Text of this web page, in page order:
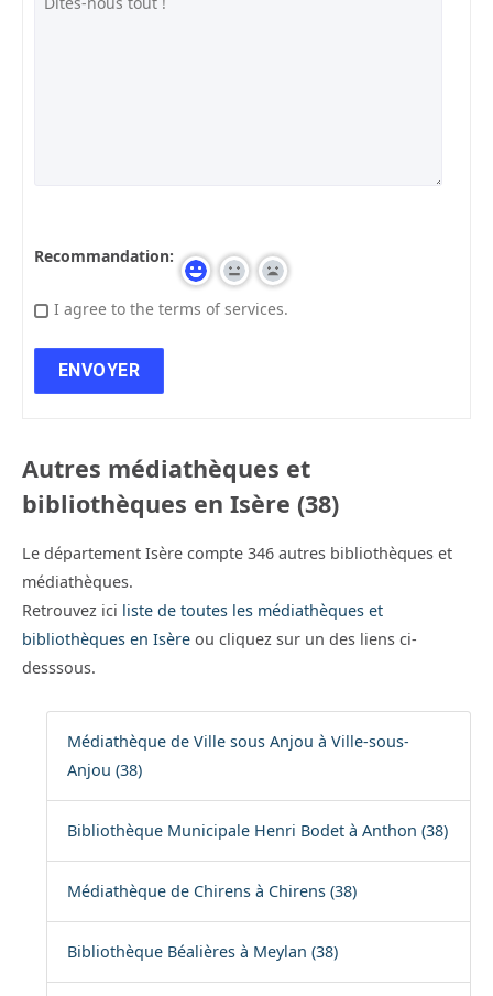
Recommandation:
I agree to the terms of services.
Autres médiathèques et
bibliothèques en Isère (38)
Le département Isère compte 346 autres bibliothèques et
médiathèques.
Retrouvez ici liste de toutes les médiathèques et
bibliothèques en Isère ou cliquez sur un des liens ci-
desssous.
Médiathèque de Ville sous Anjou à Ville-sous-
Anjou (38)
Bibliothèque Municipale Henri Bodet à Anthon (38)
Médiathèque de Chirens à Chirens (38)
Bibliothèque Béalières à Meylan (38)